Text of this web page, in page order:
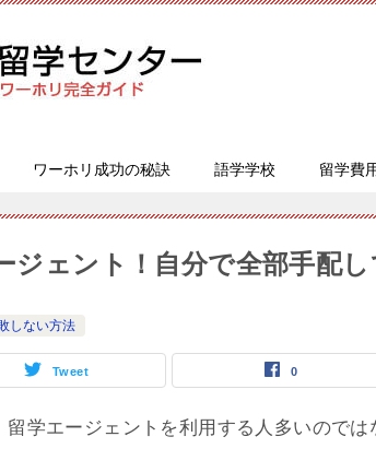
ワーホリ成功の秘訣 語学学校 留学費
ジェント！自分で全部手配
しない方法
Tweet 0
学エージェントを利用する人多いのでは